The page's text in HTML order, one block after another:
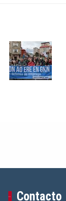
Contacto